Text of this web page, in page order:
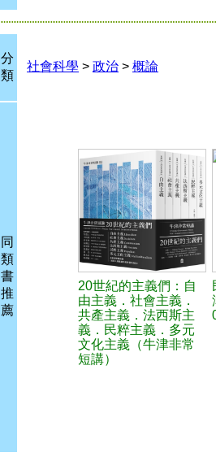
分
類
社會科學 > 政治 > 概論
同
類
書
推
薦
20世紀的主義們：自
由主義．社會主義．
共產主義．法西斯主
義．民粹主義．多元
文化主義（牛津非常
短講）